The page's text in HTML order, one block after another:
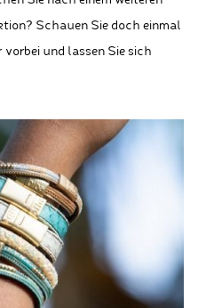
Schauen Sie doch einmal
und lassen Sie sich